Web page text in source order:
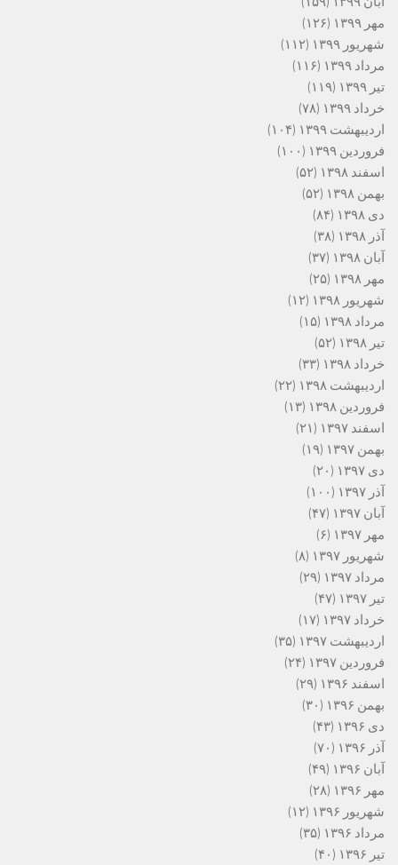
مهر ۱۳۹۹
(۱۲۶)
شهریور ۱۳۹۹
(۱۱۲)
مرداد ۱۳۹۹
(۱۱۶)
تیر ۱۳۹۹
(۱۱۹)
خرداد ۱۳۹۹
(۷۸)
اردیبهشت ۱۳۹۹
(۱۰۴)
فروردین ۱۳۹۹
(۱۰۰)
اسفند ۱۳۹۸
(۵۲)
بهمن ۱۳۹۸
(۵۲)
دی ۱۳۹۸
(۸۴)
آذر ۱۳۹۸
(۳۸)
آبان ۱۳۹۸
(۳۷)
مهر ۱۳۹۸
(۲۵)
شهریور ۱۳۹۸
(۱۲)
مرداد ۱۳۹۸
(۱۵)
تیر ۱۳۹۸
(۵۲)
خرداد ۱۳۹۸
(۳۳)
اردیبهشت ۱۳۹۸
(۲۲)
فروردین ۱۳۹۸
(۱۳)
اسفند ۱۳۹۷
(۲۱)
بهمن ۱۳۹۷
(۱۹)
دی ۱۳۹۷
(۲۰)
آذر ۱۳۹۷
(۱۰۰)
آبان ۱۳۹۷
(۴۷)
مهر ۱۳۹۷
(۶)
شهریور ۱۳۹۷
(۸)
مرداد ۱۳۹۷
(۲۹)
تیر ۱۳۹۷
(۴۷)
خرداد ۱۳۹۷
(۱۷)
اردیبهشت ۱۳۹۷
(۳۵)
فروردین ۱۳۹۷
(۲۴)
اسفند ۱۳۹۶
(۲۹)
بهمن ۱۳۹۶
(۳۰)
دی ۱۳۹۶
(۴۳)
آذر ۱۳۹۶
(۷۰)
آبان ۱۳۹۶
(۴۹)
مهر ۱۳۹۶
(۲۸)
شهریور ۱۳۹۶
(۱۲)
مرداد ۱۳۹۶
(۳۵)
تیر ۱۳۹۶
(۴۰)